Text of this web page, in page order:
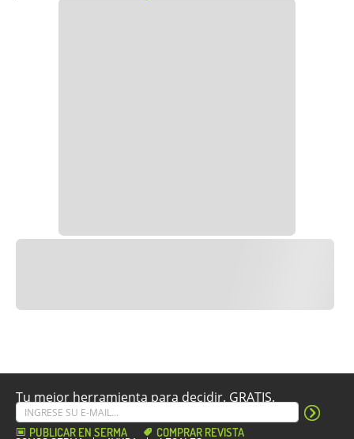
Tu mejor herramienta para decidir. GRATIS.
PUBLICAR EN SERMA COMPRAR REVISTA